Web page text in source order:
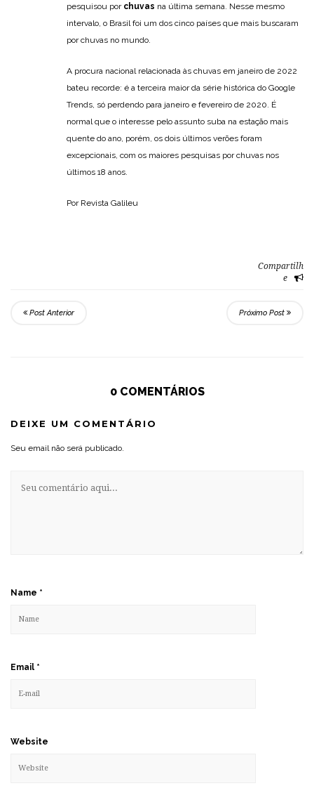
pesquisou por chuvas na última semana. Nesse mesmo
intervalo, o Brasil foi um dos cinco países que mais buscaram
por chuvas no mundo.
A procura nacional relacionada às chuvas em janeiro de 2022
bateu recorde: é a terceira maior da série histórica do Google
Trends, só perdendo para janeiro e fevereiro de 2020. É
normal que o interesse pelo assunto suba na estação mais
quente do ano, porém, os dois últimos verões foram
excepcionais, com os maiores pesquisas por chuvas nos
últimos 18 anos.
Por Revista Galileu
Compartilh
e
Post Anterior Próximo Post
0 COMENTÁRIOS
DEIXE UM COMENTÁRIO
Seu email não será publicado.
Name *
Email *
Website